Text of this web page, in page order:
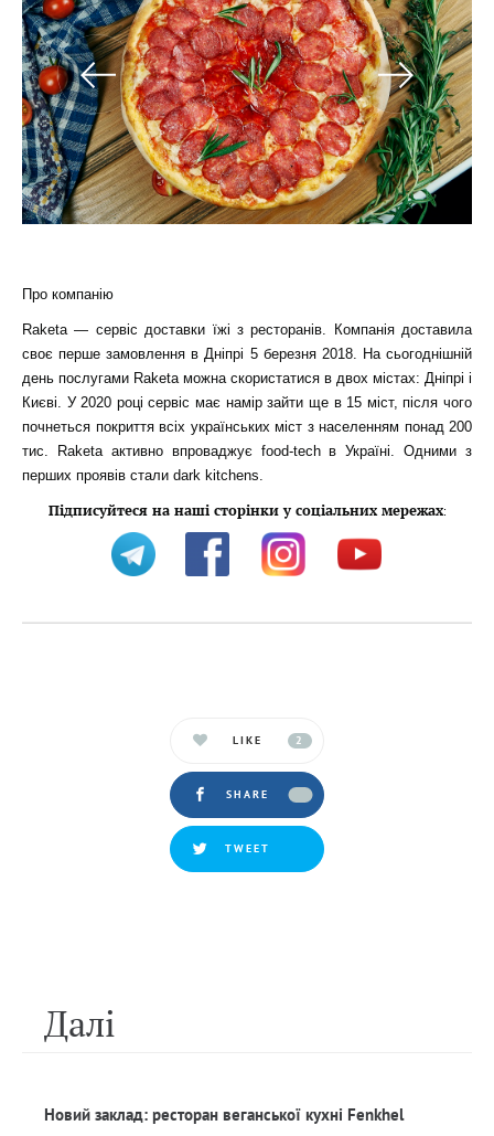
Про компанію
Raketa — сервіс доставки їжі з ресторанів. Компанія доставила
своє перше замовлення в Дніпрі 5 березня 2018. На сьогоднішній
день послугами Raketa можна скористатися в двох містах: Дніпрі і
Києві. У 2020 році сервіс має намір зайти ще в 15 міст, після чого
почнеться покриття всіх українських міст з населенням понад 200
тис. Raketa активно впроваджує food-tech в Україні. Одними з
перших проявів стали dark kitchens.
Підписуйтеся на наші сторінки у соціальних мережах:
LIKE 2
SHARE
TWEET
Далi
Новий заклад: ресторан веганської кухні Fenkhel